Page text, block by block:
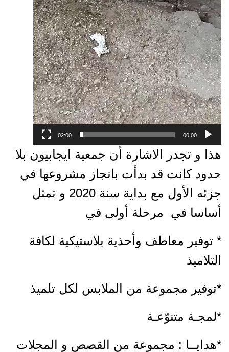
00:00
02:00
هذا و تجدر الاشارة أن جمعية ايجابيون بلا
حدود كانت قد بدأت بانجاز مشروعها في
جزئه الأول مع بداية سنة 2020 و تمثل
أساسا في مرحلة أولى في
* توفير معاطف وأحذية بلاستيكية لكافة
التلاميذ
*توفير مجموعة من الملابس لكل تلميذ
*لمجـة متنوّعـة
*هدايــا : مجموعة من القصص و المجلات